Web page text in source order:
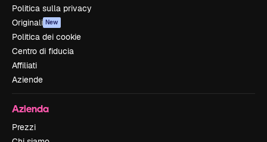
Politica sulla privacy
Originali New
Politica dei cookie
Centro di fiducia
Affiliati
Aziende
Azienda
Prezzi